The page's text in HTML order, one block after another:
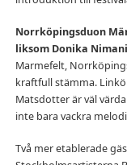
Norrköpingsduon
liksom Donika
Marmefelt,
kraftfull stämma.
Matsdotter är väl
inte bara vackra
Två mer etablerade